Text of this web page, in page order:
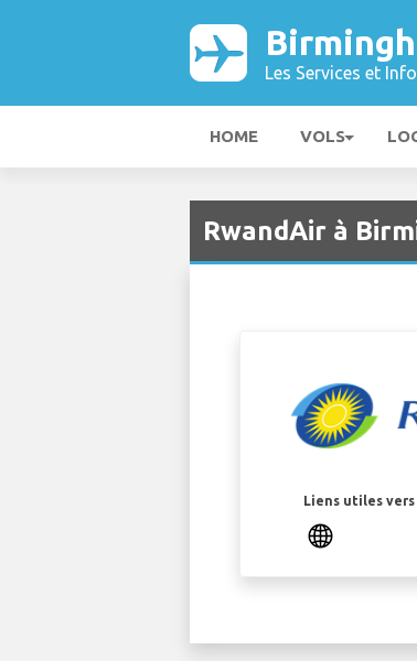
Les Services et
HOME VOLS
RwandAir à
Liens utiles